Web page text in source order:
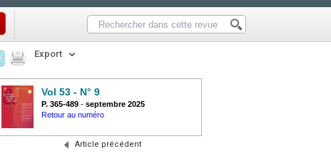
Export
Vol 53 - N° 9
P. 365-489 - septembre 2025
Retour au numéro
Article précédent